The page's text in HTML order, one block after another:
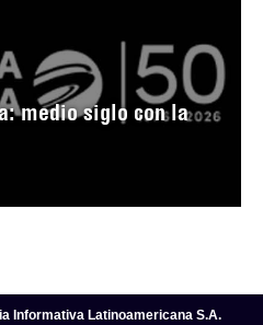
medio siglo con la
Informativa Latinoamericana S.A.